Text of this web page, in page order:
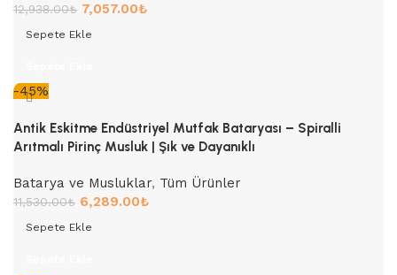
12,938.00₺ 7,057.00₺
Sepete Ekle
-45%
Antik Eskitme Endüstriyel Mutfak Bataryası – Spiralli
Arıtmalı Pirinç Musluk | Şık ve Dayanıklı
Batarya ve Musluklar, Tüm Ürünler
11,530.00₺ 6,289.00₺
Sepete Ekle